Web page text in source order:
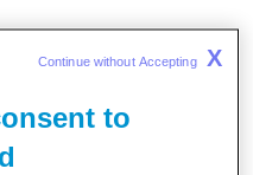
to
Continue without Accepting X